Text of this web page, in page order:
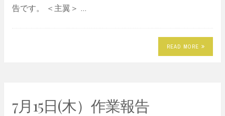
告です。 ＜主翼＞ …
READ MORE
7月15日(木）作業報告